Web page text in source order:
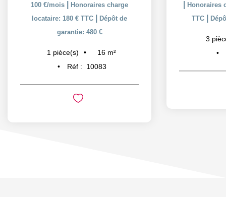
100 €/mois
Honoraires charge
locataire: 180 € TTC
Dépôt de
garantie: 480 €
1 pièce(s) 16 m²
Réf :
10083
Honoraires
TTC
3